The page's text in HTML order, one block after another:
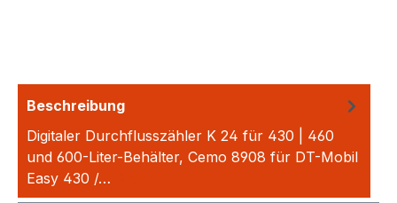
Beschreibung
Digitaler Durchflusszähler K 24 für 430 | 460
und 600-Liter-Behälter, Cemo 8908 für DT-Mobil
Easy 430 /…